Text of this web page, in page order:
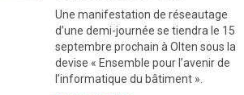
Une manifestation de réseautage
d’une demi-journée se tiendra le 15
septembre prochain à Olten sous la
devise « Ensemble pour l’avenir de
l’informatique du bâtiment ».